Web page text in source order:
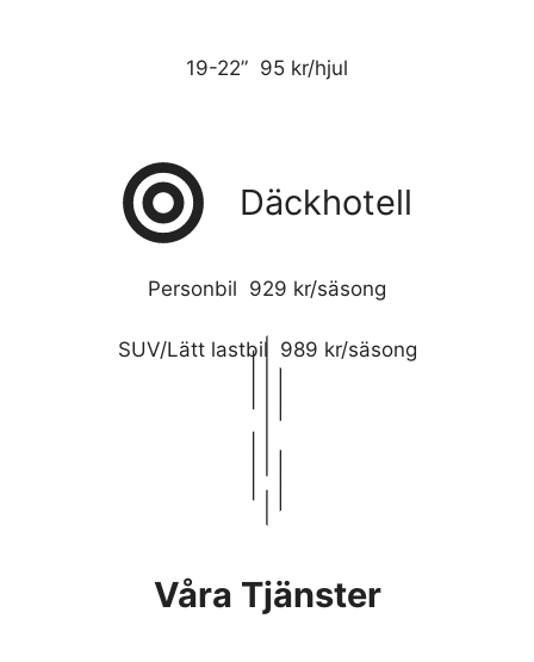
19-22” 95 kr/hjul
Däckhotell
Personbil 929 kr/säsong
SUV/Lätt lastbil 989 kr/säsong
Våra Tjänster